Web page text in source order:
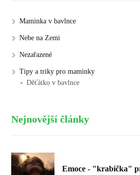
Maminka v bavlnce
Nebe na Zemi
Nezařazené
Tipy a triky pro maminky
Děťátko v bavlnce
Nejnovější články
Emoce - "krabička"